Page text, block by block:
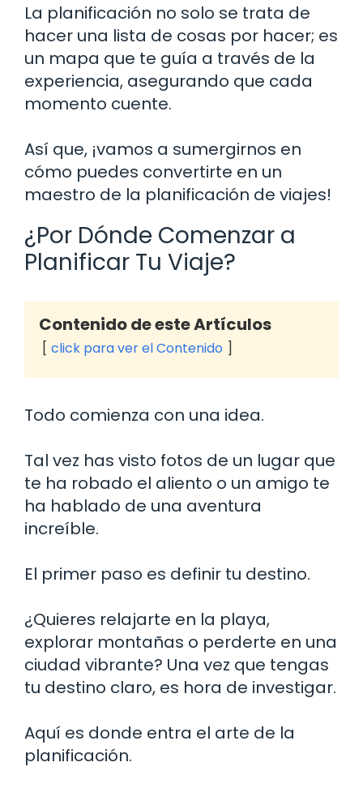
La planificación no solo se trata de
hacer una lista de cosas por hacer; es
un mapa que te guía a través de la
experiencia, asegurando que cada
momento cuente.
Así que, ¡vamos a sumergirnos en
cómo puedes convertirte en un
maestro de la planificación de viajes!
¿Por Dónde Comenzar a
Planificar Tu Viaje?
Contenido de este Artículos
click para ver el Contenido
Todo comienza con una idea.
Tal vez has visto fotos de un lugar que
te ha robado el aliento o un amigo te
ha hablado de una aventura
increíble.
El primer paso es definir tu destino.
¿Quieres relajarte en la playa,
explorar montañas o perderte en una
ciudad vibrante? Una vez que tengas
tu destino claro, es hora de investigar.
Aquí es donde entra el arte de la
planificación.